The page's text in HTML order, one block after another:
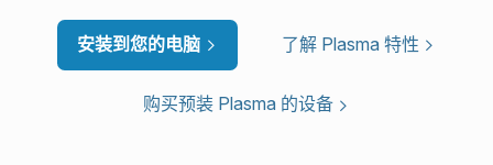
安装到您的电脑 了解 Plasma 特性
购买预装 Plasma 的设备